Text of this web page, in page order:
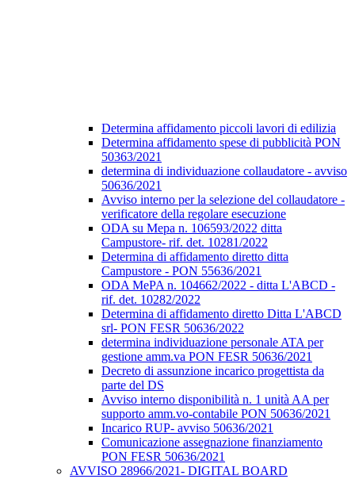
Determina affidamento piccoli lavori di edilizia
Determina affidamento spese di pubblicità PON
50363/2021
determina di individuazione collaudatore - avviso
50636/2021
Avviso interno per la selezione del collaudatore -
verificatore della regolare esecuzione
ODA su Mepa n. 106593/2022 ditta
Campustore- rif. det. 10281/2022
Determina di affidamento diretto ditta
Campustore - PON 55636/2021
ODA MePA n. 104662/2022 - ditta L'ABCD -
rif. det. 10282/2022
Determina di affidamento diretto Ditta L'ABCD
srl- PON FESR 50636/2022
determina individuazione personale ATA per
gestione amm.va PON FESR 50636/2021
Decreto di assunzione incarico progettista da
parte del DS
Avviso interno disponibilità n. 1 unità AA per
supporto amm.vo-contabile PON 50636/2021
Incarico RUP- avviso 50636/2021
Comunicazione assegnazione finanziamento
PON FESR 50636/2021
AVVISO 28966/2021- DIGITAL BOARD